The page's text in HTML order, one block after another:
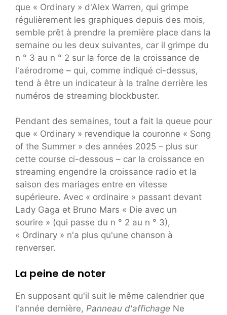
que « Ordinary » d'Alex Warren, qui grimpe
régulièrement les graphiques depuis des mois,
semble prêt à prendre la première place dans la
semaine ou les deux suivantes, car il grimpe du
n ° 3 au n ° 2 sur la force de la croissance de
l'aérodrome – qui, comme indiqué ci-dessus,
tend à être un indicateur à la traîne derrière les
numéros de streaming blockbuster.
Pendant des semaines, tout a fait la queue pour
que « Ordinary » revendique la couronne « Song
of the Summer » des années 2025 – plus sur
cette course ci-dessous – car la croissance en
streaming engendre la croissance radio et la
saison des mariages entre en vitesse
supérieure. Avec « ordinaire » passant devant
Lady Gaga et Bruno Mars « Die avec un
sourire » (qui passe du n ° 2 au n ° 3),
« Ordinary » n'a plus qu'une chanson à
renverser.
La peine de noter
En supposant qu'il suit le même calendrier que
l'année dernière, Panneau d'affichage Ne